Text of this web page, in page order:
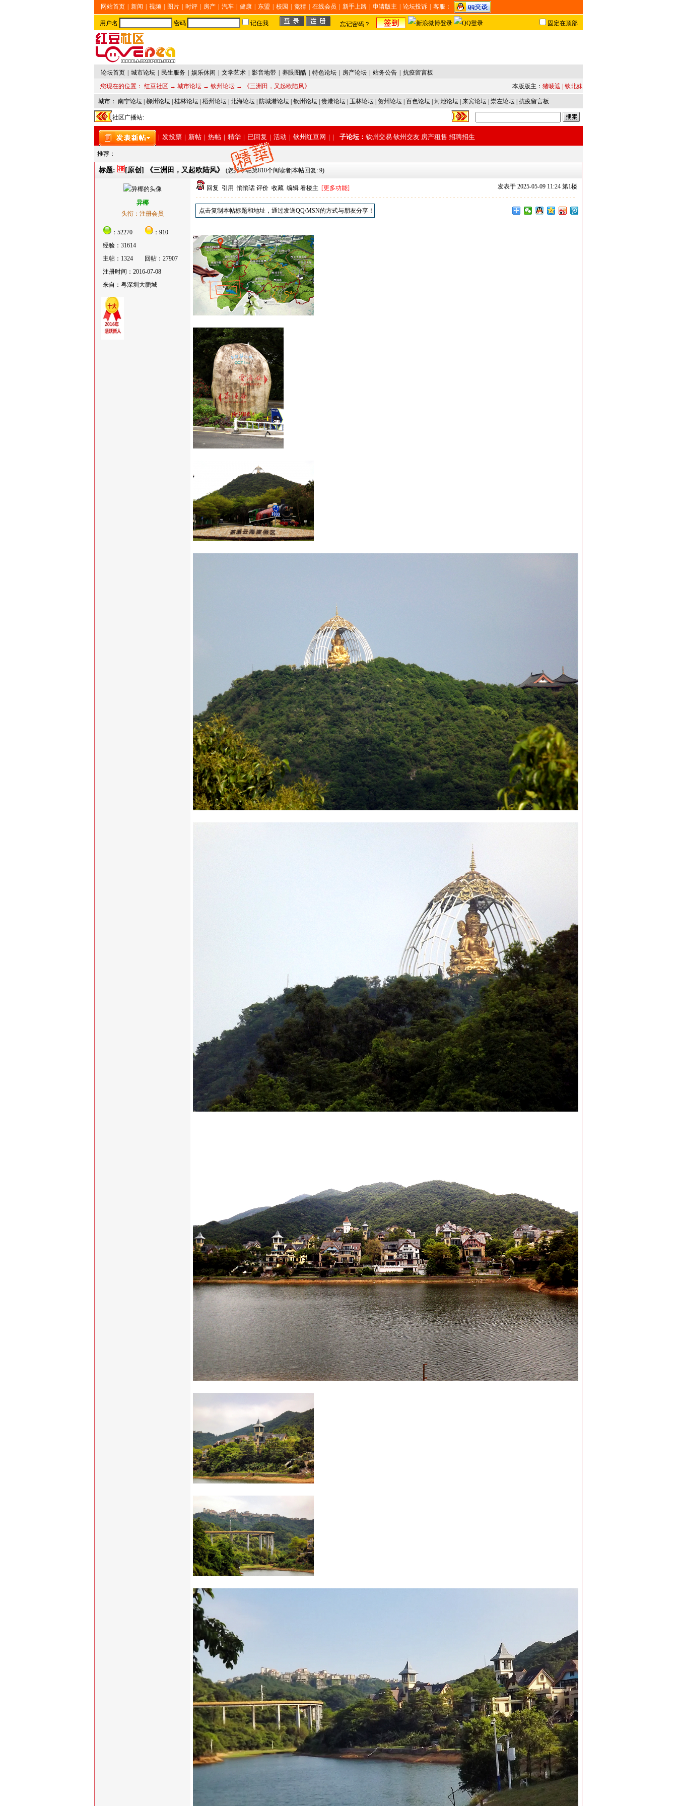
网站首页 新闻 视频 图片 时评 房产 汽车 健康 东盟 校园 竞猜 在线会员 新手上路 申请版主 论坛投诉 客服：
用户名 密码 记住我 忘记密码？ 固定在顶部
论坛首页 城市论坛 民生服务 娱乐休闲 文学艺术 影音地带 养眼图酷 特色论坛 房产论坛 站务公告
抗疫留言板
您现在的位置： 红豆社区 → 城市论坛 → 钦州论坛 → 《三洲田，又起欧陆风》 本版版主： 猪唛遮 钦北妹
城市： 南宁论坛 柳州论坛 桂林论坛 梧州论坛 北海论坛 防城港论坛 钦州论坛 贵港论坛 玉林论坛 贺州论坛 百色论坛 河池论坛 来宾论坛 崇左论坛 抗疫留言板
社区广播站:
| 发投票 | 新帖 | 热帖 | 精华 | 已回复 | 活动 | 钦州红豆网 | | 子论坛： 钦州交易 钦州交友 房产租售 招聘招生
推荐：
标题: [原创] 《三洲田，又起欧陆风》 (您是本帖第810个阅读者|本帖回复: 9)
异椰
头衔：注册会员
：52270
：910
经验：31614
主帖：1324
回帖：27907
注册时间：2016-07-08
来自：粤深圳大鹏城
回复 引用 悄悄话 评价 收藏 编辑 看楼主 [更多功能] 发表于 2025-05-09 11:24 第1楼
点击复制本帖标题和地址，通过发送QQ/MSN的方式与朋友分享！